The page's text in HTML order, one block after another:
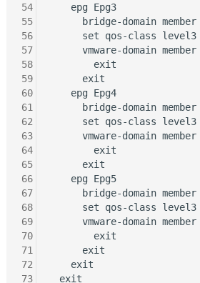
54
55
56
57
58
59
60
61
62
63
64
65
66
67
68
69
70
71
72
73
    epg Epg3
bridge-domain member
      set qos-class level3
vmware-domain
        exit
      exit
    epg Epg4
bridge-domain member
      set qos-class level3
vmware-domain
        exit
      exit
    epg Epg5
bridge-domain member
      set qos-class level3
vmware-domain
        exit
      exit
    exit